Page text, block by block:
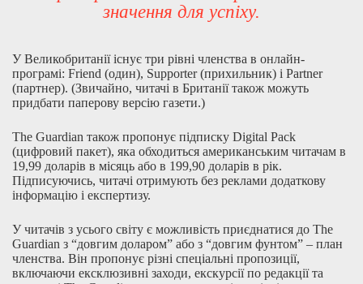
значення для успіху.
У Великобританії існує три рівні членства в онлайн-
програмі: Friend (один), Supporter (прихильник) і Partner
(партнер). (Звичайно, читачі в Британії також можуть
придбати паперову версію газети.)
The Guardian також пропонує підписку Digital Pack
(цифровий пакет), яка обходиться американським читачам в
19,99 доларів в місяць або в 199,90 доларів в рік.
Підписуючись, читачі отримують без реклами додаткову
інформацію і експертизу.
У читачів з усього світу є можливість приєднатися до The
Guardian з “довгим доларом” або з “довгим фунтом” – план
членства. Він пропонує різні спеціальні пропозиції,
включаючи ексклюзивні заходи, екскурсії по редакції та